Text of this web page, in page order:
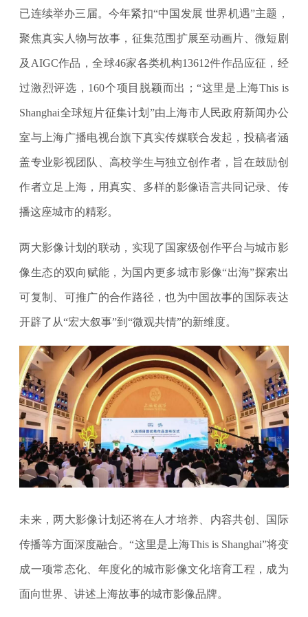
已连续举办三届。今年紧扣“中国发展 世界机遇”主题，
聚焦真实人物与故事，征集范围扩展至动画片、微短剧
及AIGC作品，全球46家各类机构13612件作品应征，经
过激烈评选，160个项目脱颖而出；“这里是上海This is
Shanghai全球短片征集计划”由上海市人民政府新闻办公
室与上海广播电视台旗下真实传媒联合发起，投稿者涵
盖专业影视团队、高校学生与独立创作者，旨在鼓励创
作者立足上海，用真实、多样的影像语言共同记录、传
播这座城市的精彩。
两大影像计划的联动，实现了国家级创作平台与城市影
像生态的双向赋能，为国内更多城市影像“出海”探索出
可复制、可推广的合作路径，也为中国故事的国际表达
开辟了从“宏大叙事”到“微观共情”的新维度。
未来，两大影像计划还将在人才培养、内容共创、国际
传播等方面深度融合。“这里是上海This is Shanghai”将变
成一项常态化、年度化的城市影像文化培育工程，成为
面向世界、讲述上海故事的城市影像品牌。